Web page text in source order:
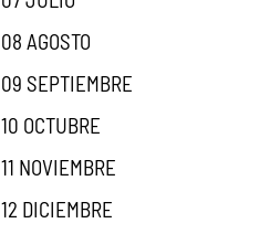
08 AGOSTO
09 SEPTIEMBRE
10 OCTUBRE
11 NOVIEMBRE
12 DICIEMBRE